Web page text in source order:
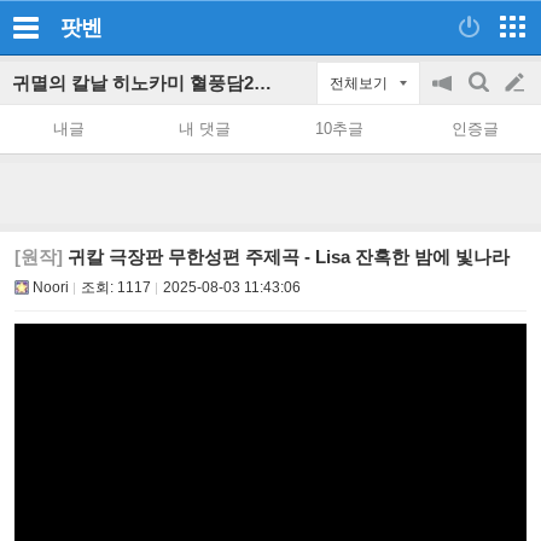
팟벤
귀멸의 칼날 히노카미 혈풍담2 파티 인벤 전체보기
공
on/off
검
색
글
쓰
내글 내 댓글 10추글 인증글
[원작] 귀칼 극장판 무한성편 주제곡 - Lisa 잔혹한 밤에 빛나라
Noori 조회: 1117 2025-08-03 11:43:06